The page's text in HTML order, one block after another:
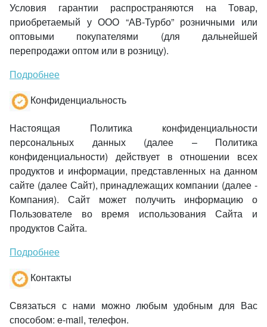
Условия гарантии распространяются на Товар,
приобретаемый у ООО “АВ-Турбо” розничными или
оптовыми покупателями (для дальнейшей
перепродажи оптом или в розницу).
Подробнее
Конфиденциальность
Настоящая Политика конфиденциальности
персональных данных (далее – Политика
конфиденциальности) действует в отношении всех
продуктов и информации, представленных на данном
сайте (далее Сайт), принадлежащих компании (далее -
Компания). Сайт может получить информацию о
Пользователе во время использования Сайта и
продуктов Сайта.
Подробнее
Контакты
Связаться с нами можно любым удобным для Вас
способом: e-mail, телефон.